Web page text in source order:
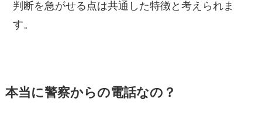
判断を急がせる点は共通した特徴と考えられま
す。
本当に警察からの電話なの？